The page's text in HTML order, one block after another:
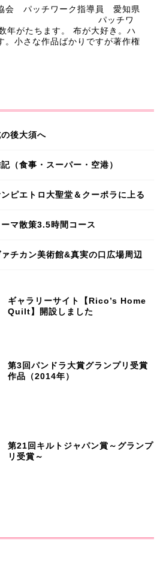
協会 パッチワーク指導員 愛知県
ッチワ
年がたちます。 布が大好き。ハ
。小さな作品ばかりですが著作権
後大須へ
（食事・スーパー・空港）
ピエトロ大聖堂＆クーポラに上る
マ散策3.5時間コース
チカン美術館&真実の口広場周辺
ギャラリーサイト【Rico’s Home
Quilt】開設しました
第3回パンドラ大賞グランプリ受賞
作品（2014年）
第21回キルトジャパン賞～グランプ
リ受賞～